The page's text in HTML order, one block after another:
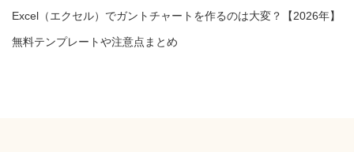
Excel（エクセル）でガントチャートを作るのは大変？【2026年】
無料テンプレートや注意点まとめ